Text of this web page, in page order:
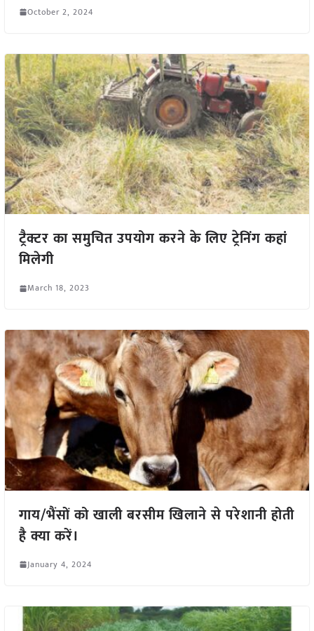
October 2, 2024
ट्रैक्टर का समुचित उपयोग करने के लिए ट्रेनिंग कहां
मिलेगी
March 18, 2023
गाय/भैंसों को खाली बरसीम खिलाने से परेशानी होती
है क्या करें।
January 4, 2024